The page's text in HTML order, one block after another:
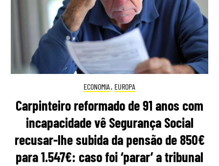
ECONOMIA , EUROPA
Carpinteiro reformado de 91 anos com
incapacidade vê Segurança Social
recusar-lhe subida da pensão de 850€
para 1.547€: caso foi ‘parar’ a tribunal